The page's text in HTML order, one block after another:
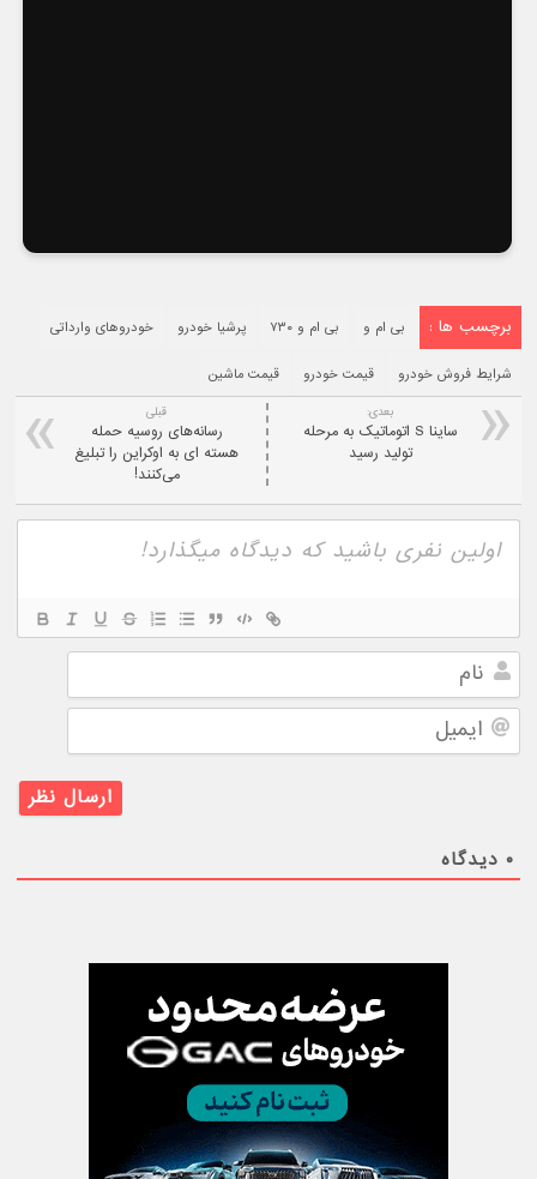
برچسب ها : بی ام و بی ام و ۷۳۰ پرشیا خودرو خودروهای وارداتی
شرایط فروش خودرو قیمت خودرو قیمت ماشین
قبلی
رسانه‌های روسیه حمله
هسته‌ ای به اوکراین را تبلیغ
می‌کنند!
بعدی:
ساینا S اتوماتیک به مرحله
تولید رسید
نام
ایمیل
۰ دیدگاه